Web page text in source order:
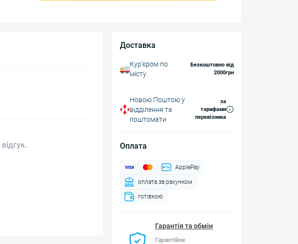
Доставка
Курʼєром по
місту
Безкоштовно від
2000грн
Новою Поштою у
відділення та
поштомати
за
тарифами
перевізника
Оплата
ApplePay
оплата за рахунком
готівкою
Гарантія та обмін
Гарантійне